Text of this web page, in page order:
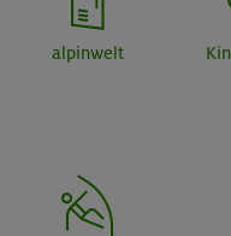
alpinwelt